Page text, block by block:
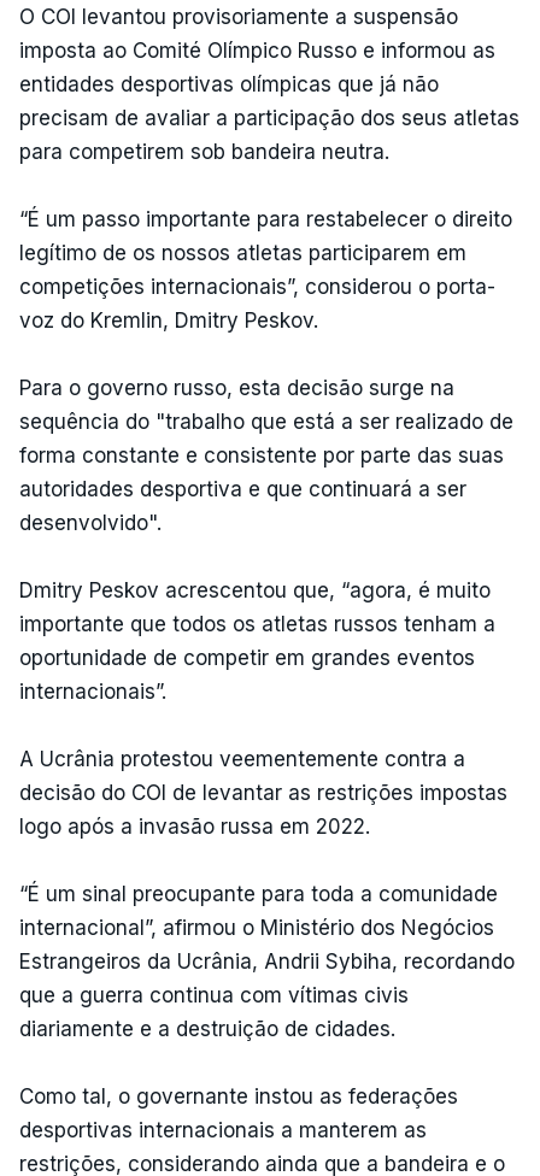
O COI levantou provisoriamente a suspensão
imposta ao Comité Olímpico Russo e informou as
entidades desportivas olímpicas que já não
precisam de avaliar a participação dos seus atletas
para competirem sob bandeira neutra.
“É um passo importante para restabelecer o direito
legítimo de os nossos atletas participarem em
competições internacionais”, considerou o porta-
voz do Kremlin, Dmitry Peskov.
Para o governo russo, esta decisão surge na
sequência do "trabalho que está a ser realizado de
forma constante e consistente por parte das suas
autoridades desportiva e que continuará a ser
desenvolvido".
Dmitry Peskov acrescentou que, “agora, é muito
importante que todos os atletas russos tenham a
oportunidade de competir em grandes eventos
internacionais”.
A Ucrânia protestou veementemente contra a
decisão do COI de levantar as restrições impostas
logo após a invasão russa em 2022.
“É um sinal preocupante para toda a comunidade
internacional”, afirmou o Ministério dos Negócios
Estrangeiros da Ucrânia, Andrii Sybiha, recordando
que a guerra continua com vítimas civis
diariamente e a destruição de cidades.
Como tal, o governante instou as federações
desportivas internacionais a manterem as
restrições, considerando ainda que a bandeira e o